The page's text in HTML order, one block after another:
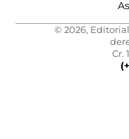
© 2026, Editorial
Cr.